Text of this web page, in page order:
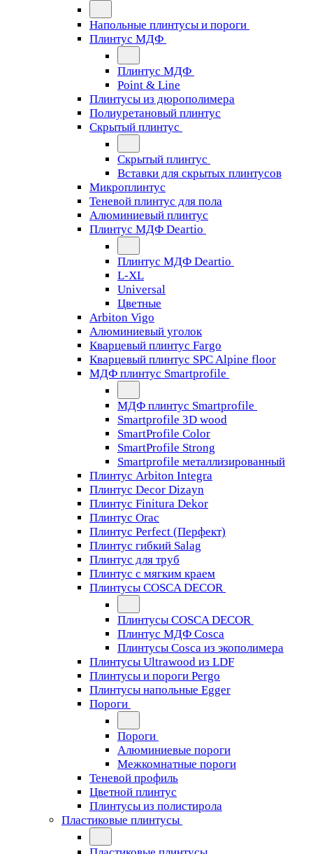
Напольные плинтусы и пороги
Плинтус МДФ
Плинтус МДФ
Point & Line
Плинтусы из дюрополимера
Полиуретановый плинтус
Скрытый плинтус
Скрытый плинтус
Вставки для скрытых плинтусов
Микроплинтус
Теневой плинтус для пола
Алюминиевый плинтус
Плинтус МДФ Deartio
Плинтус МДФ Deartio
L-XL
Universal
Цветные
Arbiton Vigo
Алюминиевый уголок
Кварцевый плинтус Fargo
Кварцевый плинтус SPC Alpine floor
МДФ плинтус Smartprofile
МДФ плинтус Smartprofile
Smartprofile 3D wood
SmartProfile Color
SmartProfile Strong
Smartprofile металлизированный
Плинтус Arbiton Integra
Плинтус Decor Dizayn
Плинтус Finitura Dekor
Плинтус Orac
Плинтус Perfect (Перфект)
Плинтус гибкий Salag
Плинтус для труб
Плинтус с мягким краем
Плинтусы COSCA DECOR
Плинтусы COSCA DECOR
Плинтус МДФ Cosca
Плинтусы Cosca из экополимера
Плинтусы Ultrawood из LDF
Плинтусы и пороги Pergo
Плинтусы напольные Egger
Пороги
Пороги
Алюминиевые пороги
Межкомнатные пороги
Теневой профиль
Цветной плинтус
Плинтусы из полистирола
Пластиковые плинтусы